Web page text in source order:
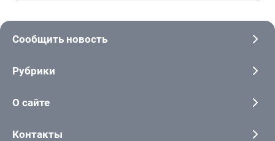
Сообщить новость
Рубрики
О сайте
Контакты